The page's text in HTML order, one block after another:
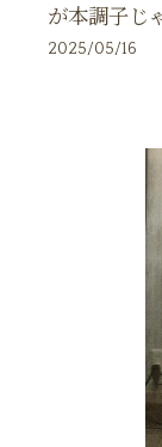
が本調子じ
2025/05/16